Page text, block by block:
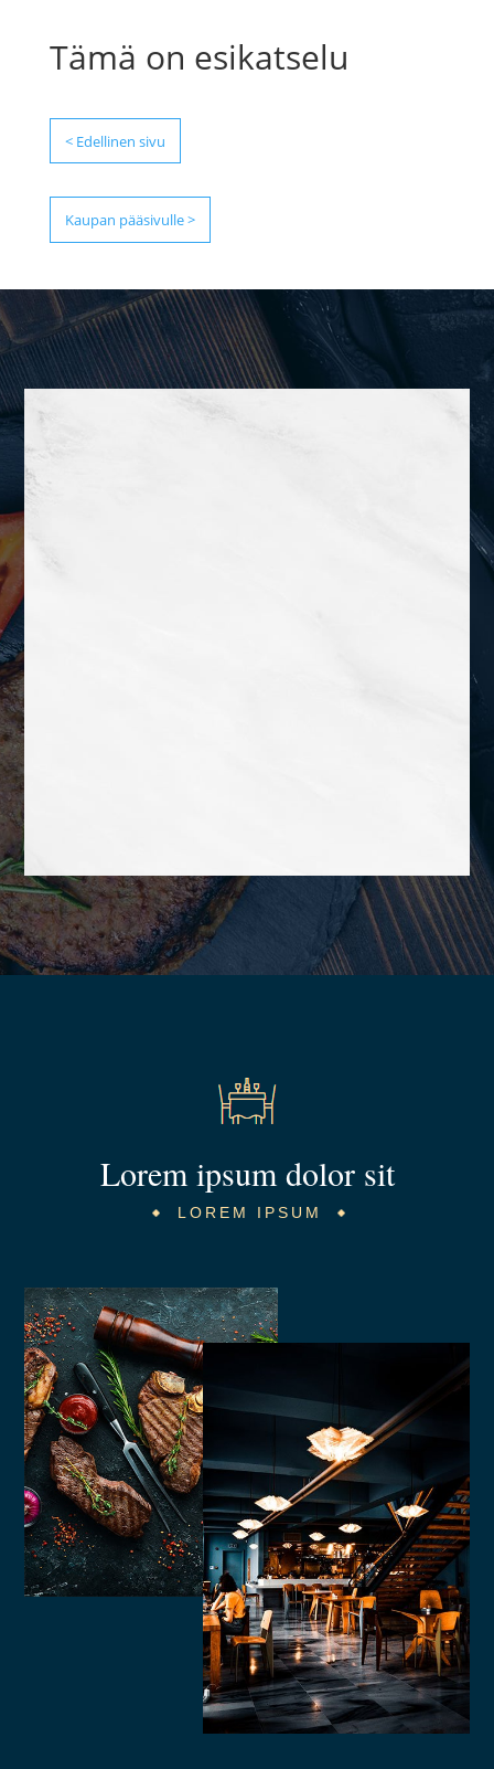
Tämä on esikatselu
< Edellinen sivu
Kaupan pääsivulle >
Lorem ipsum dolor sit
LOREM IPSUM